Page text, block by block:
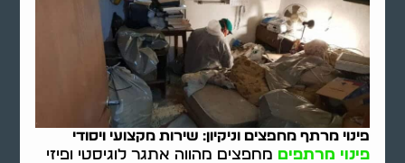
פינוי מרתף מחפצים וניקיון: שירות מקצועי ויסודי
פינוי מרתפים מחפצים מהווה אתגר לוגיסטי ופיזי